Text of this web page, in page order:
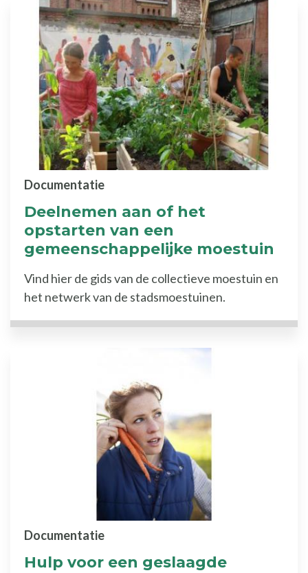
Deelnemen aan of het
opstarten van een
gemeenschappelijke moestuin
Documentatie
Vind hier de gids van de collectieve moestuin en
het netwerk van de stadsmoestuinen.
Hulp voor een geslaagde
Documentatie